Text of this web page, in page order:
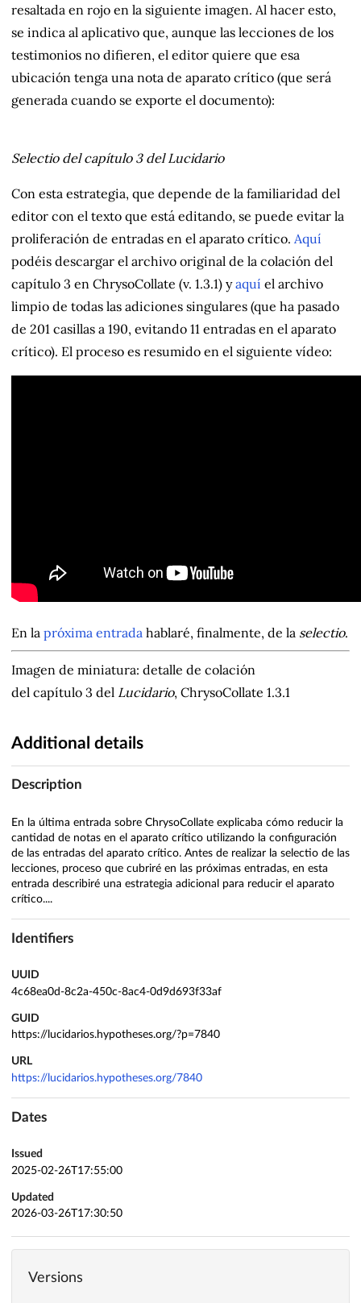
resaltada en rojo en la siguiente imagen. Al hacer esto,
se indica al aplicativo que, aunque las lecciones de los
testimonios no difieren, el editor quiere que esa
ubicación tenga una nota de aparato crítico (que será
generada cuando se exporte el documento):
Selectio del capítulo 3 del Lucidario
Con esta estrategia, que depende de la familiaridad del
editor con el texto que está editando, se puede evitar la
proliferación de entradas en el aparato crítico. Aquí
podéis descargar el archivo original de la colación del
capítulo 3 en ChrysoCollate (v. 1.3.1) yaquí el archivo
limpio de todas las adiciones singulares (que ha pasado
de 201 casillas a 190, evitando 11 entradas en el aparato
crítico). El proceso es resumido en el siguiente vídeo:
En la próxima entrada hablaré, finalmente, de la selectio.
Imagen de miniatura: detalle de colación
del capítulo 3 del Lucidario, ChrysoCollate 1.3.1
Additional details
Description
En la última entrada sobre ChrysoCollate explicaba cómo reducir la
cantidad de notas en el aparato crítico utilizando la configuración
de las entradas del aparato crítico. Antes de realizar la selectio de las
lecciones, proceso que cubriré en las próximas entradas, en esta
entrada describiré una estrategia adicional para reducir el aparato
crítico....
Identifiers
UUID
4c68ea0d-8c2a-450c-8ac4-0d9d693f33af
GUID
https://lucidarios.hypotheses.org/?p=7840
URL
https://lucidarios.hypotheses.org/7840
Dates
Issued
2025-02-26T17:55:00
Updated
2026-03-26T17:30:50
Versions